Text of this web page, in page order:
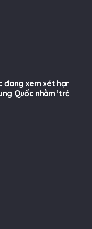
đang xem xét hạn
Quốc nhằm ‘trả